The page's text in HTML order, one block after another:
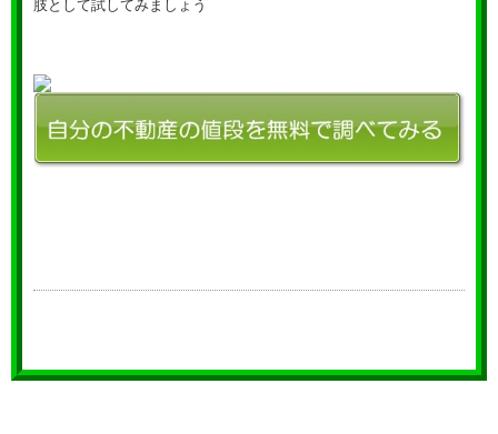
肢として試してみましょう